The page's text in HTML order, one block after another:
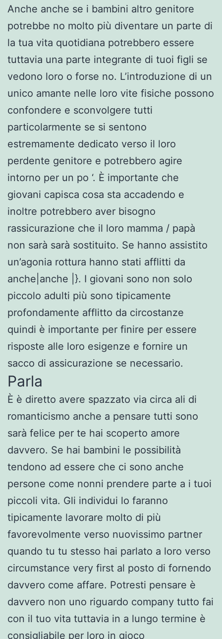
Anche anche se i bambini altro genitore
potrebbe no molto più diventare un parte di
la tua vita quotidiana potrebbero essere
tuttavia una parte integrante di tuoi figli se
vedono loro o forse no. L’introduzione di un
unico amante nelle loro vite fisiche possono
confondere e sconvolgere tutti
particolarmente se si sentono
estremamente dedicato verso il loro
perdente genitore e potrebbero agire
intorno per un po ‘. È importante che
giovani capisca cosa sta accadendo e
inoltre potrebbero aver bisogno
rassicurazione che il loro mamma / papà
non sarà sarà sostituito. Se hanno assistito
un’agonia rottura hanno stati afflitti da
anche|anche |}. I giovani sono non solo
piccolo adulti più sono tipicamente
profondamente afflitto da circostanze
quindi è importante per finire per essere
risposte alle loro esigenze e fornire un
sacco di assicurazione se necessario.
Parla
È è diretto avere spazzato via circa ali di
romanticismo anche a pensare tutti sono
sarà felice per te hai scoperto amore
davvero. Se hai bambini le possibilità
tendono ad essere che ci sono anche
persone come nonni prendere parte a i tuoi
piccoli vita. Gli individui lo faranno
tipicamente lavorare molto di più
favorevolmente verso nuovissimo partner
quando tu tu stesso hai parlato a loro verso
circumstance very first al posto di fornendo
davvero come affare. Potresti pensare è
davvero non uno riguardo company tutto fai
con il tuo vita tuttavia in a lungo termine è
consigliabile per loro in gioco